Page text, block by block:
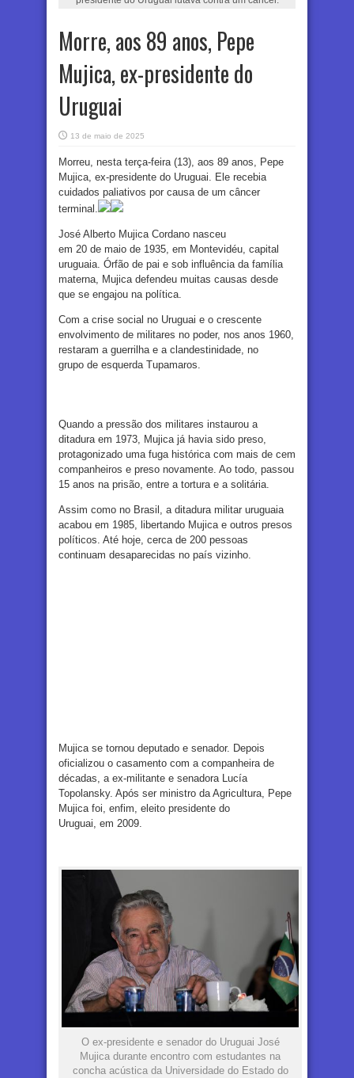
Morre, aos 89 anos, Pepe
Mujica, ex-presidente do
Uruguai
13 de maio de 2025
Morreu, nesta terça-feira (13), aos 89 anos, Pepe
Mujica, ex-presidente do Uruguai. Ele recebia
cuidados paliativos por causa de um câncer
terminal.
José Alberto Mujica Cordano nasceu
em 20 de maio de 1935, em Montevidéu, capital
uruguaia. Órfão de pai e sob influência da família
materna, Mujica defendeu muitas causas desde
que se engajou na política.
Com a crise social no Uruguai e o crescente
envolvimento de militares no poder, nos anos 1960,
restaram a guerrilha e a clandestinidade, no
grupo de esquerda Tupamaros.
Quando a pressão dos militares instaurou a
ditadura em 1973, Mujica já havia sido preso,
protagonizado uma fuga histórica com mais de cem
companheiros e preso novamente. Ao todo, passou
15 anos na prisão, entre a tortura e a solitária.
Assim como no Brasil, a ditadura militar uruguaia
acabou em 1985, libertando Mujica e outros presos
políticos. Até hoje, cerca de 200 pessoas
continuam desaparecidas no país vizinho.
Mujica se tornou deputado e senador. Depois
oficializou o casamento com a companheira de
décadas, a ex-militante e senadora Lucía
Topolansky. Após ser ministro da Agricultura, Pepe
Mujica foi, enfim, eleito presidente do
Uruguai, em 2009.
O ex-presidente e senador do Uruguai José
Mujica durante encontro com estudantes na
concha acústica da Universidade do Estado do